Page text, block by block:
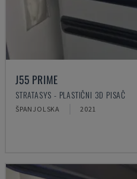
J55 PRIME
STRATASYS - PLASTIČNI 3D PISAČ
ŠPANJOLSKA 2021